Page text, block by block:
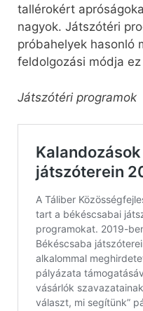
tallérokért
nagyok. Játszótéri
próbahelyek hasonló
feldolgozási módja
Játszótéri programok